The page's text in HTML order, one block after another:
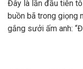
Đây là lần đầu tiên
buồn bã trong giọng
gắng sưởi ấm anh: